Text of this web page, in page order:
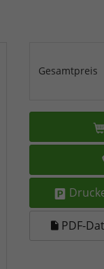
Gesamtpreis
PDF-